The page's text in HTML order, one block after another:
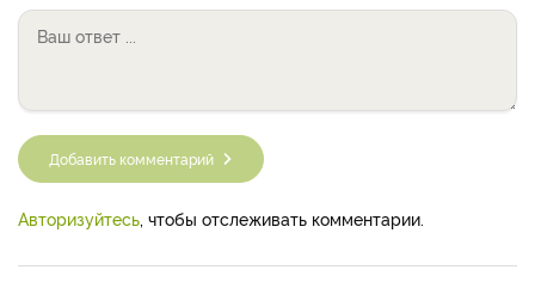
Добавить комментарий
Авторизуйтесь, чтобы отслеживать комментарии.